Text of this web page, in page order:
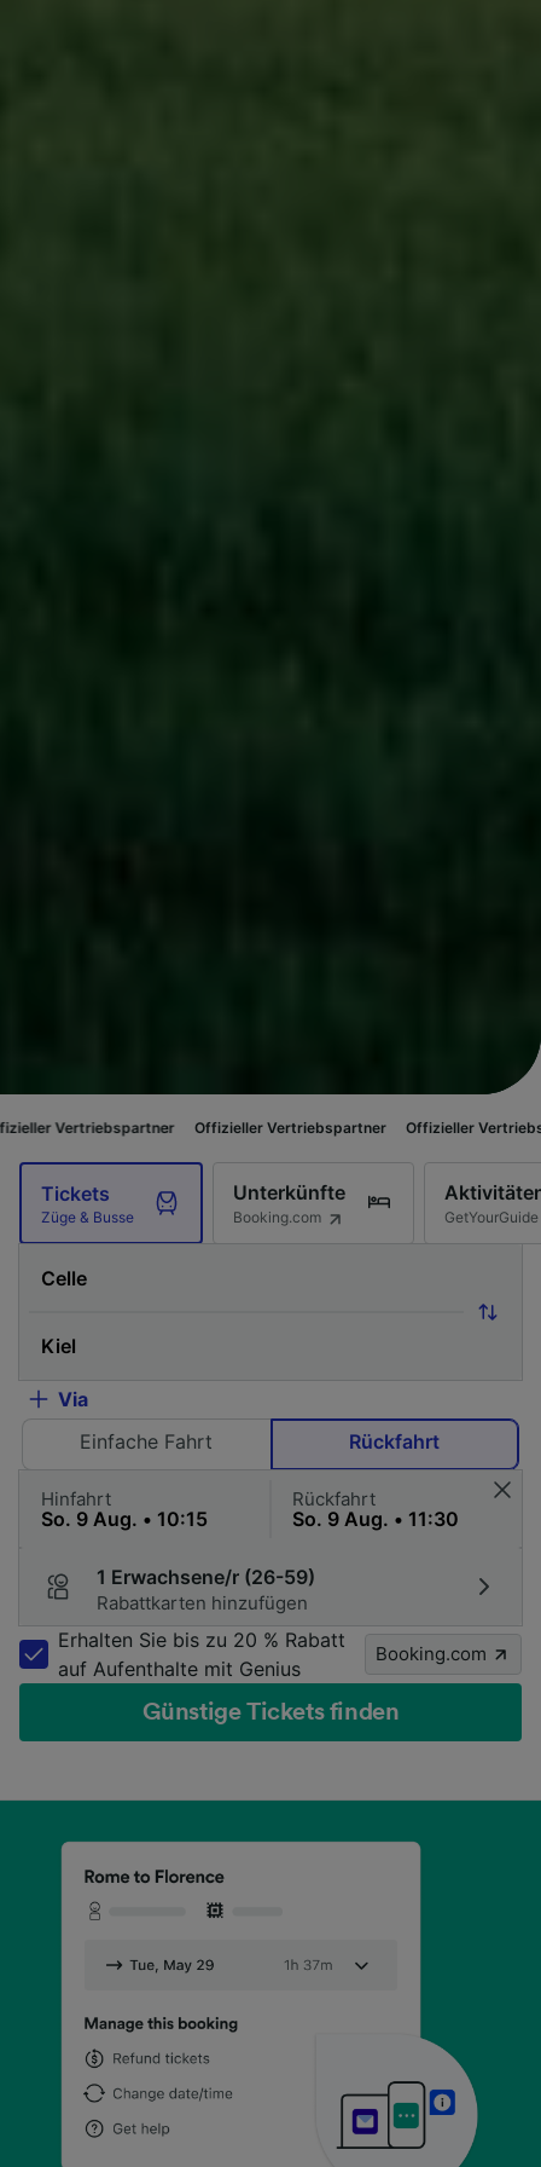
Offizieller Vertriebspartner Offizieller Vertriebspartner
Tickets
Züge & Busse
Unterkünfte
Booking.com GetYourGuide
Via
Einfache Fahrt
Rückfahrt
Hinfahrt Rückfahrt
1 Erwachsene/r (26-59)
Rabattkarten hinzufügen
Erhalten Sie bis zu 20 % Rabatt
auf Aufenthalte mit Genius
Booking.com
Günstige Tickets finden